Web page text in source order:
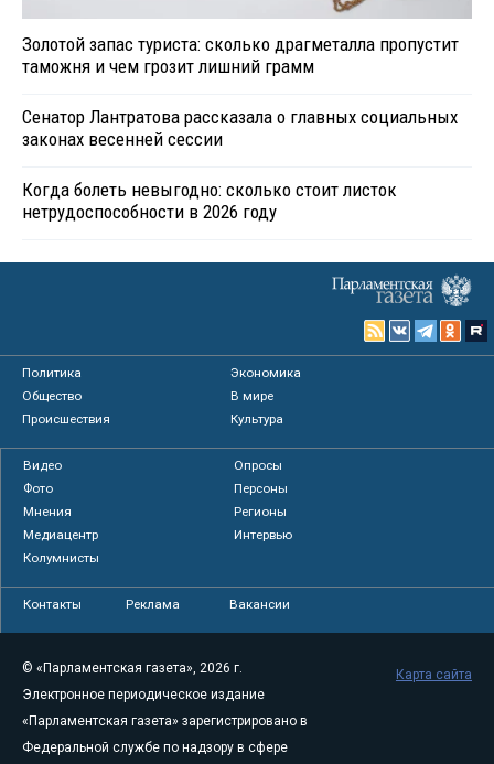
Золотой запас туриста: сколько драгметалла пропустит
таможня и чем грозит лишний грамм
Сенатор Лантратова рассказала о главных социальных
законах весенней сессии
Когда болеть невыгодно: сколько стоит листок
нетрудоспособности в 2026 году
Политика
Экономика
Общество
В мире
Происшествия
Культура
Видео
Опросы
Фото
Персоны
Мнения
Регионы
Медиацентр
Интервью
Колумнисты
Контакты Реклама Вакансии
© «Парламентская газета», 2026 г.
Электронное периодическое издание
«Парламентская газета» зарегистрировано в
Федеральной службе по надзору в сфере
Карта сайта